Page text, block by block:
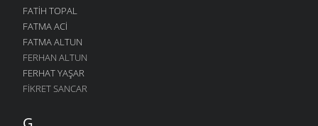
FATIH TOPAL
FATMA ACI
FATMA ALTUN
FERHAN ALTUN
FERHAT YAŞAR
FIKRET SANCAR